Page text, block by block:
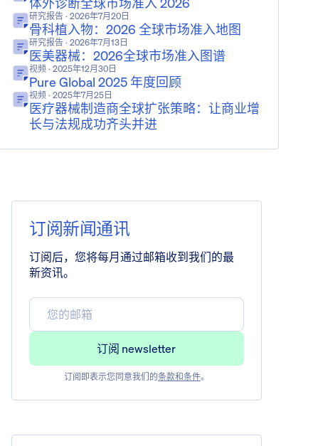
研究报告 · 2026年7月20日
骨科植入物：2026 全球市场准入地图
研究报告 · 2026年7月13日
医美器械：2026全球市场准入图谱
视频 · 2025年12月30日
Pure Global 2025 年度回顾
视频 · 2025年7月25日
医疗器械制造商全球扩张策略：让商业增
长与法规成功齐头并进
订阅新闻通讯
订阅后，您将每月通过邮箱收到我们的最
新资讯。
订阅即表示您同意我们的条款和条件。